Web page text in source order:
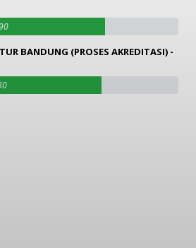
BANDUNG (PROSES AKREDITASI) -